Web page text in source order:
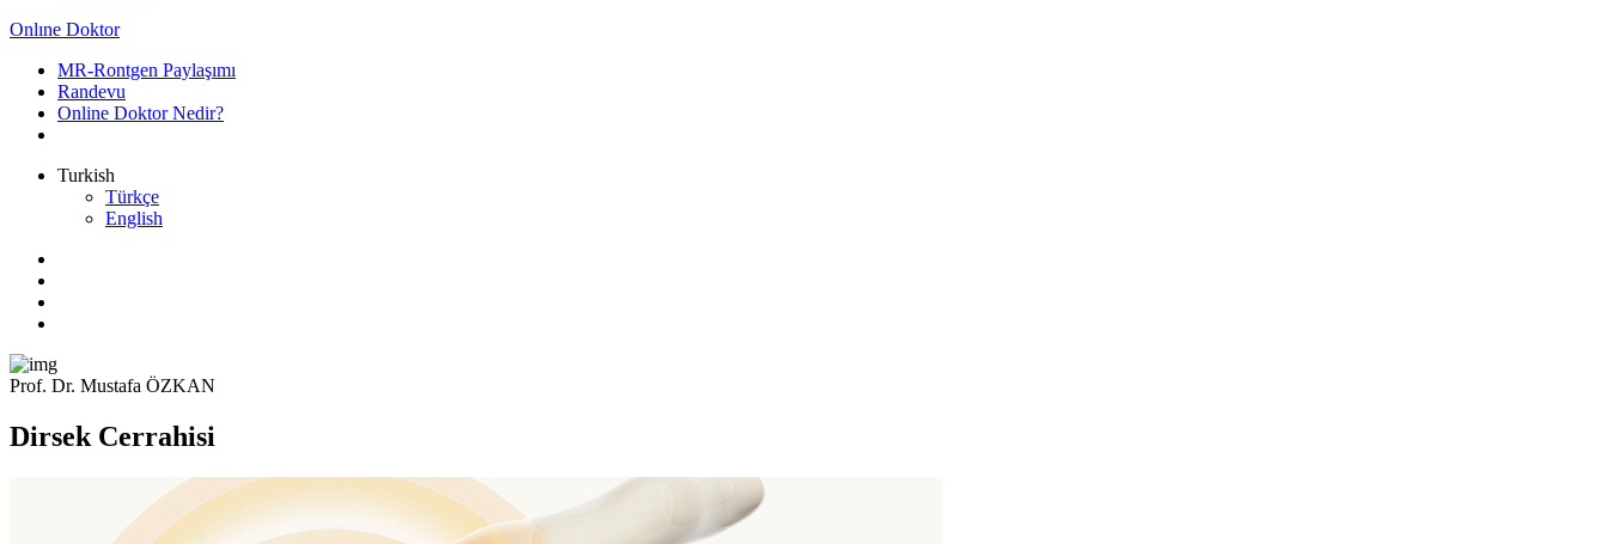
Onlıne Doktor
MR-Rontgen Paylaşımı
Randevu
Online Doktor Nedir?
Turkish
Türkçe
English
Prof. Dr. Mustafa ÖZKAN
Dirsek Cerrahisi